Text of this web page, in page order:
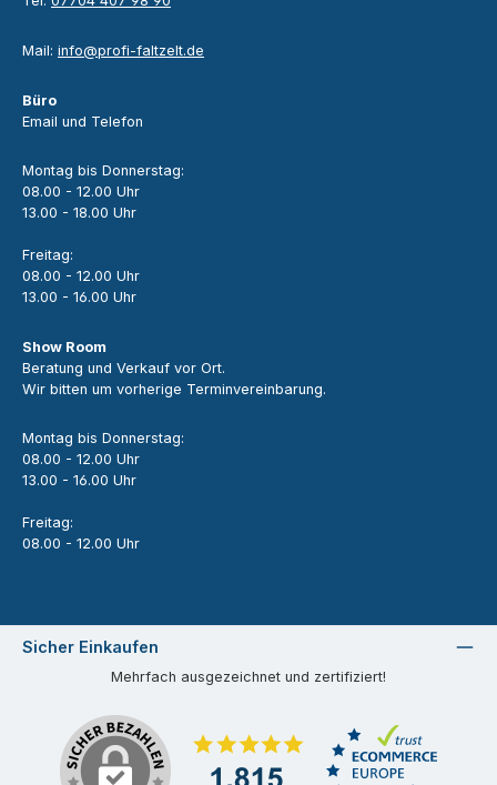
Mail: info@profi-faltzelt.de
Büro
Email und Telefon
Montag bis Donnerstag:
08.00 - 12.00 Uhr
13.00 - 18.00 Uhr
Freitag:
08.00 - 12.00 Uhr
13.00 - 16.00 Uhr
Show Room
Beratung und Verkauf vor Ort.
Wir bitten um vorherige Terminvereinbarung.
Montag bis Donnerstag:
08.00 - 12.00 Uhr
13.00 - 16.00 Uhr
Freitag:
08.00 - 12.00 Uhr
Sicher Einkaufen
Mehrfach ausgezeichnet und zertifiziert!